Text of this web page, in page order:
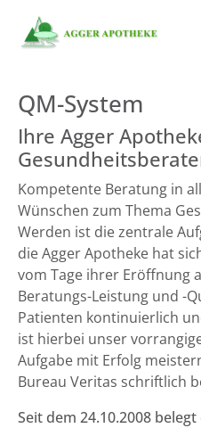
QM-System
Ihre Agger
Kompetente Beratung in
Wünschen zum Thema
Werden ist die zentrale
die Agger Apotheke hat
vom Tage ihrer Eröffnung
Beratungs-Leistung und -
Patienten kontinuierlich
ist hierbei unser
Aufgabe mit Erfolg
Bureau Veritas schriftlich
Seit dem 24.10.2008